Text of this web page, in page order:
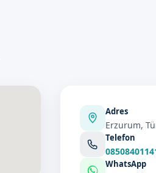
Adres
Erzurum,
Telefon
WhatsApp